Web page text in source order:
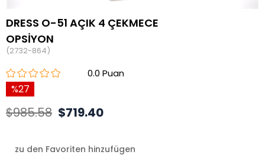
DRESS O-51 AÇIK 4 ÇEKMECE
OPSİYON
(2732-864)
0.0
27
$985.58 $719.40
zu den Favoriten hinzufügen